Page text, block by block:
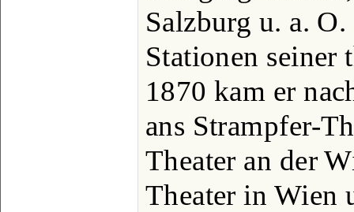
Salzburg u. a.
Stationen seiner
1870 kam er
ans Strampfer-
Theater an der
Theater in Wien